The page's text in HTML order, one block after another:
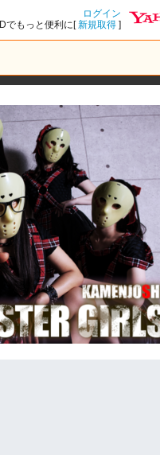
ログイン
IDでもっと便利に[新規取得 ]